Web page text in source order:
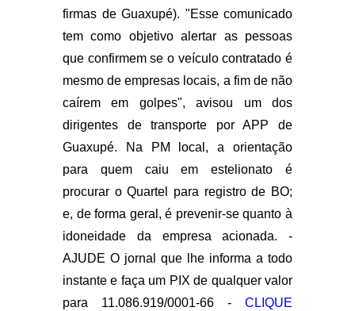
firmas de Guaxupé). "Esse comunicado
tem como objetivo alertar as pessoas
que confirmem se o veículo contratado é
mesmo de empresas locais, a fim de não
caírem em golpes", avisou um dos
dirigentes de transporte por APP de
Guaxupé. Na PM local, a orientação
para quem caiu em estelionato é
procurar o Quartel para registro de BO;
e, de forma geral, é prevenir-se quanto à
idoneidade da empresa acionada. -
AJUDE O jornal que lhe informa a todo
instante e faça um PIX de qualquer valor
para 11.086.919/0001-66 - CLIQUE